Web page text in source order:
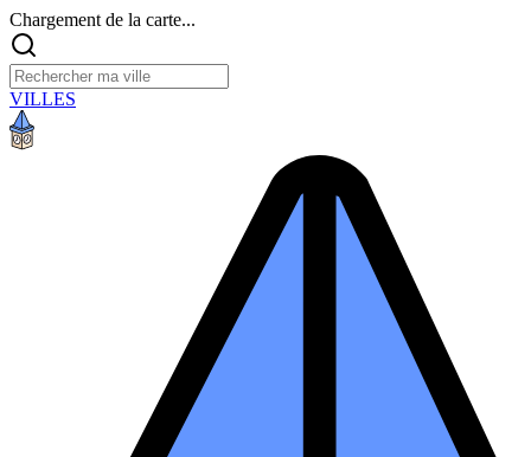
Chargement de la carte...
VILLES